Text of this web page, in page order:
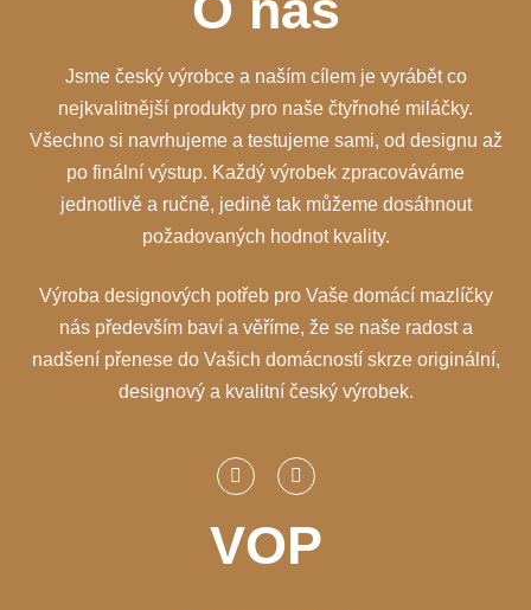
Jsme český výrobce a naším cílem je vyrábět co
nejkvalitnější produkty pro naše čtyřnohé miláčky.
Všechno si navrhujeme a testujeme sami, od designu až
po finální výstup. Každý výrobek zpracováváme
jednotlivě a ručně, jedině tak můžeme dosáhnout
požadovaných hodnot kvality.
Výroba designových potřeb pro Vaše domácí mazlíčky
nás především baví a věříme, že se naše radost a
nadšení přenese do Vašich domácností skrze originální,
designový a kvalitní český výrobek.
VOP